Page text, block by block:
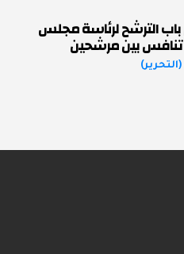
الترشح لرئاسة مجلس
بين مرشحين